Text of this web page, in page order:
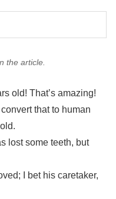
the article.
old! That’s amazing!
that to human
lost some teeth, but
I bet his caretaker,